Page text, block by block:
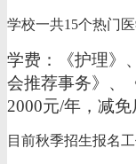
学校一共15个热门
学费：《护理》
会推荐事务》、
2000元/年，减
目前秋季招生报名